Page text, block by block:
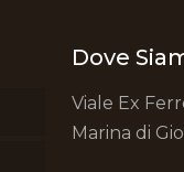
Dove
Viale Ex
Marina di